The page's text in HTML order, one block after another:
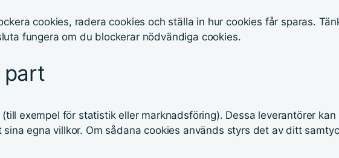
cookies, radera cookies och ställa in hur cookies får sparas.
fungera om du blockerar nödvändiga cookies.
part
exempel för statistik eller marknadsföring). Dessa leverantörer kan
egna villkor. Om sådana cookies används styrs det av ditt